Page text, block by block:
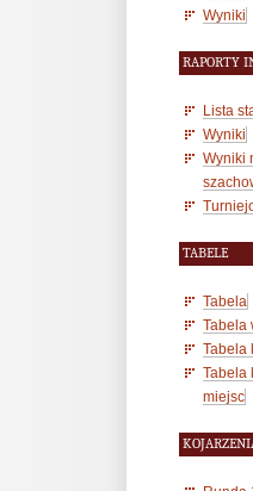
Wyniki
RAPORTY
Lista
Wyniki
Wyniki
TABELE
Tabela
Tabela
Tabela
Tabela
miejsc